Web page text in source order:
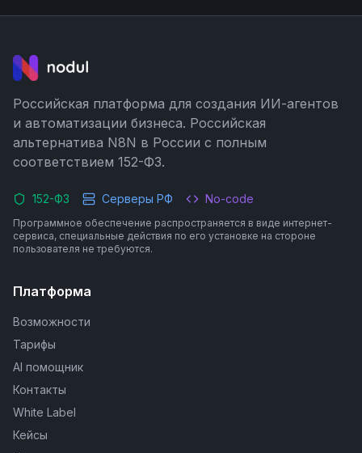
Российская платформа для создания ИИ-агентов
и автоматизации бизнеса. Российская
альтернатива N8N в России с полным
соответствием 152-ФЗ.
152-ФЗ Серверы РФ No-code
Программное обеспечение распространяется в виде интернет-
сервиса, специальные действия по его установке на стороне
пользователя не требуются.
Платформа
Возможности
Тарифы
AI помощник
Контакты
White Label
Кейсы